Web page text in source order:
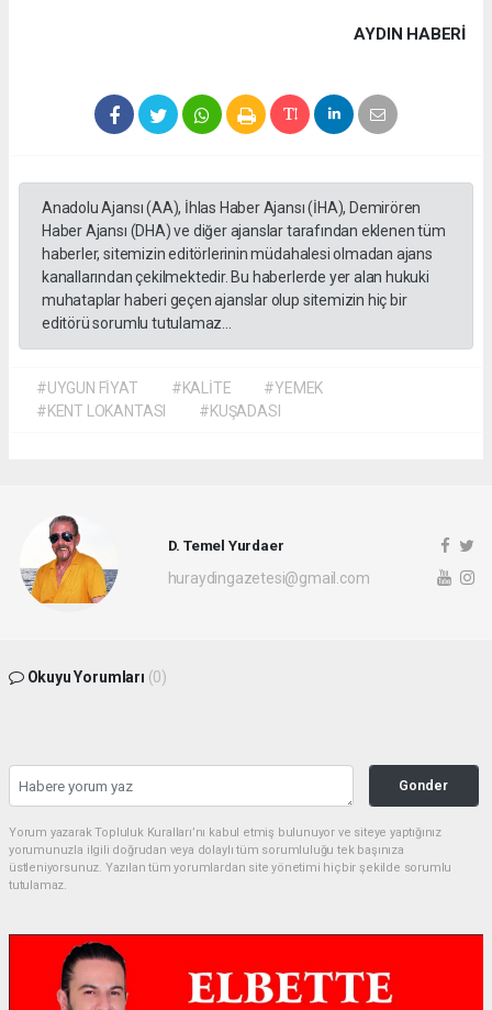
AYDIN HABERİ
Anadolu Ajansı (AA), İhlas Haber Ajansı (İHA), Demirören
Haber Ajansı (DHA) ve diğer ajanslar tarafından eklenen tüm
haberler, sitemizin editörlerinin müdahalesi olmadan ajans
kanallarından çekilmektedir. Bu haberlerde yer alan hukuki
muhataplar haberi geçen ajanslar olup sitemizin hiç bir
editörü sorumlu tutulamaz...
#UYGUN FİYAT #KALİTE
#YEMEK
#KENT LOKANTASI
#KUŞADASI
D. Temel Yurdaer
huraydingazetesi@gmail.com
Okuyu Yorumları (0)
Gonder
Yorum yazarak Topluluk Kuralları’nı kabul etmiş bulunuyor ve siteye yaptığınız
yorumunuzla ilgili doğrudan veya dolaylı tüm sorumluluğu tek başınıza
üstleniyorsunuz. Yazılan tüm yorumlardan site yönetimi hiçbir şekilde sorumlu
tutulamaz.